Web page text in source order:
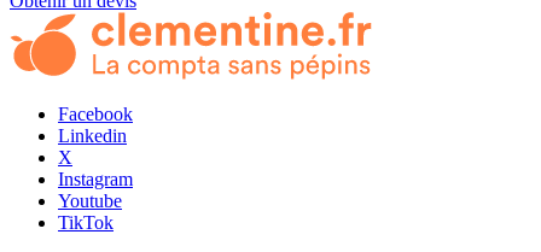
Facebook
Linkedin
X
Instagram
Youtube
TikTok